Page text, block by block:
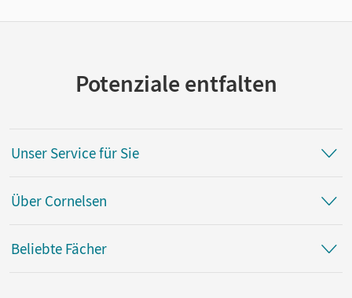
Potenziale entfalten
Unser Service für Sie
Über Cornelsen
Beliebte Fächer